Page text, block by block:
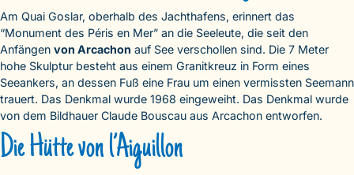
Am Quai Goslar, oberhalb des Jachthafens, erinnert das
“Monument des Péris en Mer” an die Seeleute, die seit den
Anfängen von Arcachon auf See verschollen sind. Die 7 Meter
hohe Skulptur besteht aus einem Granitkreuz in Form eines
Seeankers, an dessen Fuß eine Frau um einen vermissten Seemann
trauert. Das Denkmal wurde 1968 eingeweiht. Das Denkmal wurde
von dem Bildhauer Claude Bouscau aus Arcachon entworfen.
Die Hütte von l’Aiguillon